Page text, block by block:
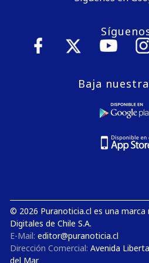
Baja
© 2026 Puranoticia.cl es una marca
Digitales de Chile S.A.
E-Mail: editor@puranoticia.cl
Dirección Comercial: Avenida
del Mar